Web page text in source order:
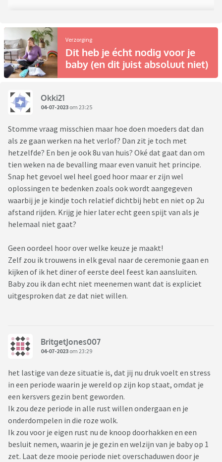
Verzorging
Dit heb je écht nodig voor je
baby (en dit juist absoluut niet)
Okki21
04-07-2023 om 23:25
Stomme vraag misschien maar hoe doen moeders dat dan
als ze gaan werken na het verlof? Dan zit je toch met
hetzelfde? En ben je ook 8u van huis? Oké dat gaat dan om
tien weken na de bevalling maar even vanuit het principe.
Snap het gevoel wel heel goed hoor maar er zijn wel
oplossingen te bedenken zoals ook wordt aangegeven
waarbij je je kindje toch relatief dichtbij hebt en niet op 2u
afstand rijden. Krijg je hier later echt geen spijt van als je
helemaal niet gaat?
Geen oordeel hoor over welke keuze je maakt!
Zelf zou ik trouwens in elk geval naar de ceremonie gaan en
kijken of ik het diner of eerste deel feest kan aansluiten.
Baby zou ik dan echt niet meenemen want dat is expliciet
uitgesproken dat ze dat niet willen.
BritgetJones007
04-07-2023 om 23:29
het lastige van deze situatie is, dat jij nu druk voelt en stress
in een periode waarin je wereld op zijn kop staat, omdat je
een kersvers gezin bent geworden.
Ik zou deze periode in alle rust willen ondergaan en je
onderdompelen in die roze wolk.
Ik zou voor je eigen rust nu de knoop doorhakken en een
besluit nemen, waarin je je gezin en welzijn van je baby op 1
zet. Laat deze mooie periode niet overschaduwen door je